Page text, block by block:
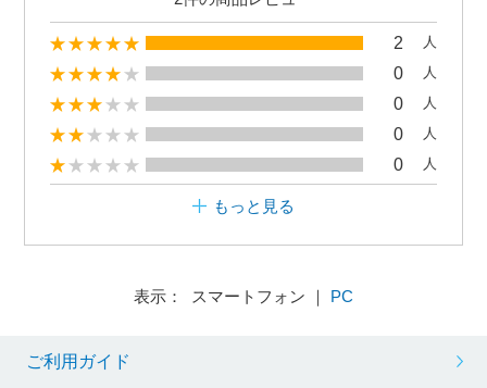
2 人
0 人
0 人
0 人
0 人
もっと見る
表示： スマートフォン ｜ PC
ご利用ガイド